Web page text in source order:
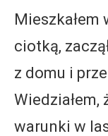
Mieszkałem
ciotką,
z domu i
warunki w